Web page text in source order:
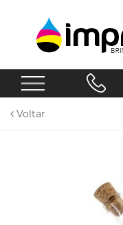
Voltar